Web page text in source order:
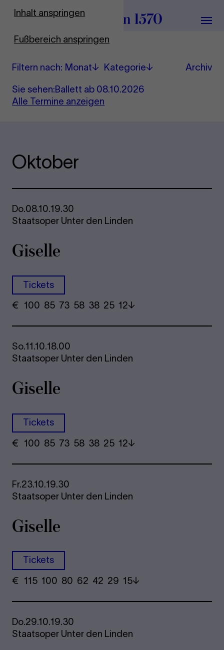
Inhalt anspringen
Fußbereich anspringen
Zur Startseite
Menü
Filtern nach(lädt Seite neu)
: Monat Kategorie Archiv
Sie sehen:Ballett ab 08.10.2026
Alle Termine anzeigen
&
Tickets
Oktober
Do.08.10.19.30
Staatsoper Unter den Linden
Giselle
Tickets
€ ​ 100 85 73​ 58 38 25​ 12
So.11.10.18.00
Staatsoper Unter den Linden
Giselle
Tickets
€ ​ 100 85 73​ 58 38 25​ 12
Fr.23.10.19.30
Staatsoper Unter den Linden
Giselle
Tickets
€ ​ 115 100 80​ 62 42 29​ 15
Do.29.10.19.30
Staatsoper Unter den Linden